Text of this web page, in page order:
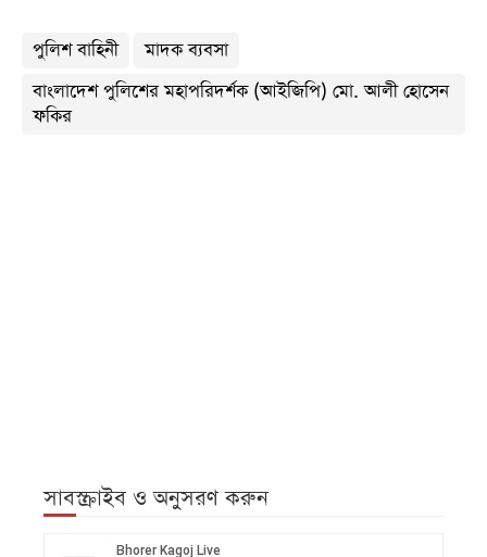
পুলিশ বাহিনী
মাদক ব্যবসা
বাংলাদেশ পুলিশের মহাপরিদর্শক (আইজিপি) মো. আলী হোসেন
ফকির
সাবস্ক্রাইব ও অনুসরণ করুন